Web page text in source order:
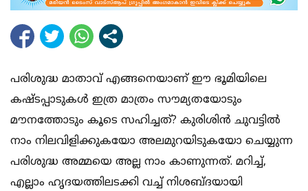
പരിശുദ്ധ മാതാവ് എങ്ങനെയാണ് ഈ ഭൂമിയിലെ
കഷ്ടപ്പാടുകള്‍ ഇത്ര മാത്രം സൗമ്യതയോടും
മൗനത്തോടും കൂടെ സഹിച്ചത്? കുരിശിന്‍ ചുവട്ടില്‍
നാം നിലവിളിക്കുകയോ അലമുറയിടുകയോ ചെയ്യുന്ന
പരിശുദ്ധ അമ്മയെ അല്ല നാം കാണുന്നത്. മറിച്ച്,
എല്ലാം ഹൃദയത്തിലടക്കി വച്ച് നിശബ്ദയായി